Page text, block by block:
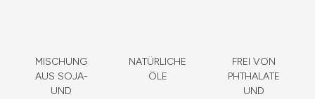
MISCHUNG
AUS SOJA-
UND
NATÜRLICHE
ÖLE
FREI VON
PHTHALATE
UND